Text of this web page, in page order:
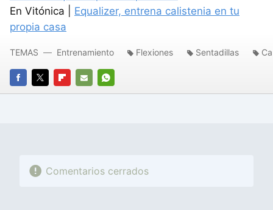
En Vitónica | Equalizer, entrena calistenia en tu
propia casa
FACEBOOK
TWITTERFLIPBOARD
E-
WHATSAPP
TEMAS Entrenamiento Flexiones Sentadillas
Comentarios cerrados